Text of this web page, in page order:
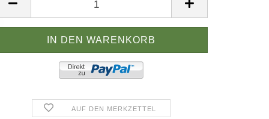
AUF DEN MERKZETTEL